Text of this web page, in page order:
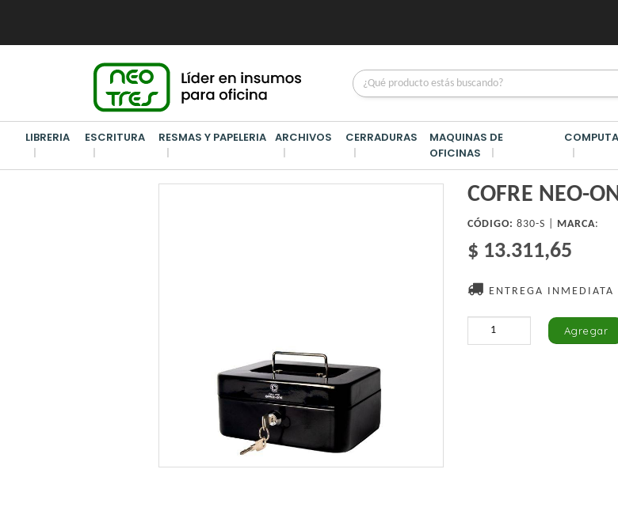
LIBRERIA ESCRITURA RESMAS Y PAPELERIA ARCHIVOS CERRADURAS
MAQUINAS DE
OFICINAS
COFRE NEO-ONE 1 830-S 152X118X80MM
COFRE NEO-
CÓDIGO: 830-S | MARCA:
$ 13.311,65
ENTREGA INMEDIATA